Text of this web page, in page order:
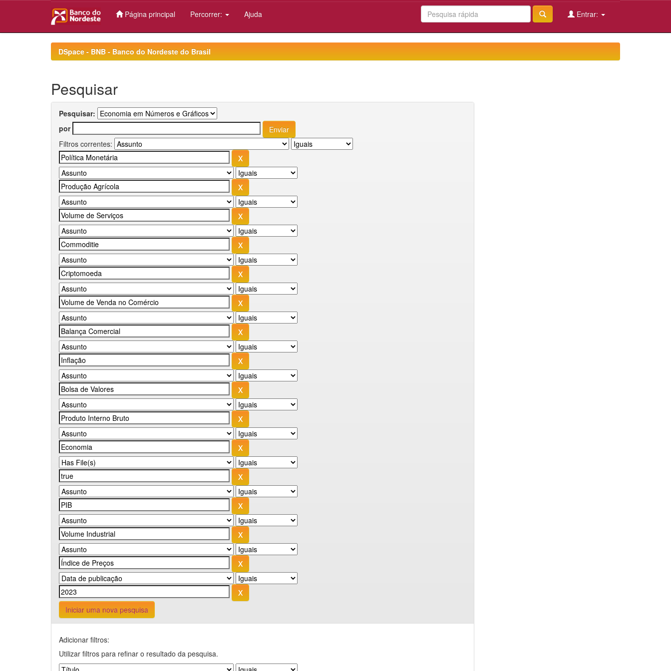
Página principal Percorrer: Ajuda Entrar:
DSpace - BNB - Banco do Nordeste do Brasil
Pesquisar
Pesquisar:
por
Filtros correntes:
Iniciar uma nova pesquisa
Adicionar filtros:
Utilizar filtros para refinar o resultado da pesquisa.